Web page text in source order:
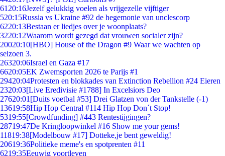
61 20:16Jezelf gelukkig voelen als vrijgezelle vijftiger
520:15Russia vs Ukraine #92 de hegemonie van unclescorp
6220:13Bestaan er liedjes over je woonplaats?
3220:12Waarom wordt gezegd dat vrouwen socialer zijn?
20020:10[HBO] House of the Dragon #9 Waar we wachten op
seizoen 3.
26320:06Israel en Gaza #17
6620:05EK Zwemsporten 2026 te Parijs #1
29420:04Protesten en blokkades van Extinction Rebellion #24 Eieren
2320:03[Live Eredivisie #1788] In Excelsiors Deo
27620:01 [Duits voetbal #53] Drei Glatzen von der Tankstelle (-1)
13619:58Hip Hop Central #114 Hip Hop Don´t Stop!
5319:55[Crowdfunding] #443 Rentestijgingen?
28719:47De Kringloopwinkel #16 Show me your gems!
11819:38[Modelbouw #17] Dotteke,je bent geweldig!
20619:36Politieke meme's en spotprenten #11
6219:35Eeuwig voortleven